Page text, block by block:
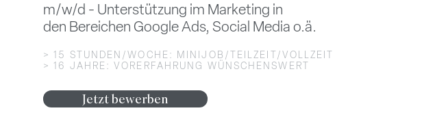
m/w/d - Unterstützung im Marketing in
den Bereichen Google Ads, Social Media o.ä.
> 15 STUNDEN/WOCHE: MINIJOB/TEILZEIT/VOLLZEIT
> 16 JAHRE: VORERFAHRUNG WÜNSCHENSWERT
Jetzt bewerben